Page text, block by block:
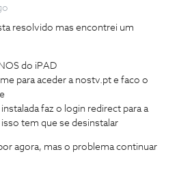
resolvido mas encontrei um
do iPAD
para aceder a nostv.pt e faco o
faz o login redirect para a
tem que se desinstalar
agora, mas o problema continuar